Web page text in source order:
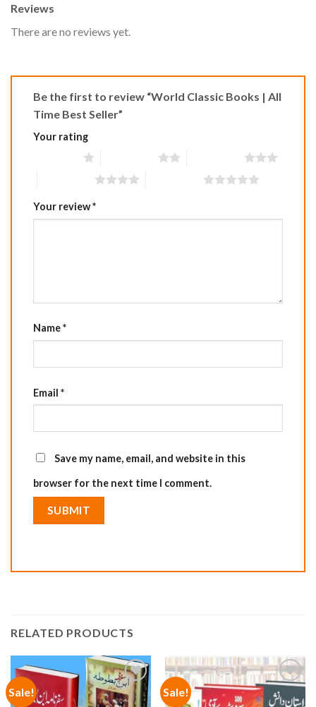
Reviews
There are no reviews yet.
Be the first to review “World Classic Books | All
Time Best Seller”
Your rating
Your review*
Name*
Email *
Save my name, email, and website in this
browser for the next time I comment.
RELATED PRODUCTS
Sale! Sale!